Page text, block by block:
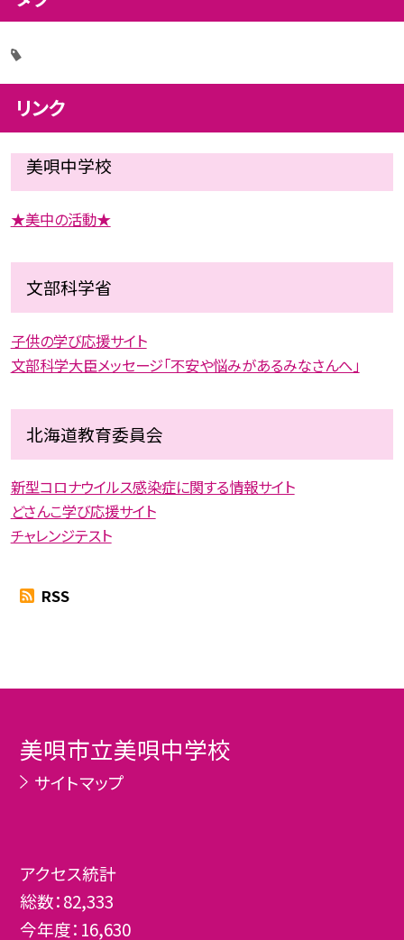
リンク
美唄中学校
★美中の活動★
文部科学省
子供の学び応援サイト
文部科学大臣メッセージ「不安や悩みがあるみなさんへ」
北海道教育委員会
新型コロナウイルス感染症に関する情報サイト
どさんこ学び応援サイト
チャレンジテスト
RSS
美唄市立美唄中学校
サイトマップ
アクセス統計
総数：82,333
今年度： 16,630